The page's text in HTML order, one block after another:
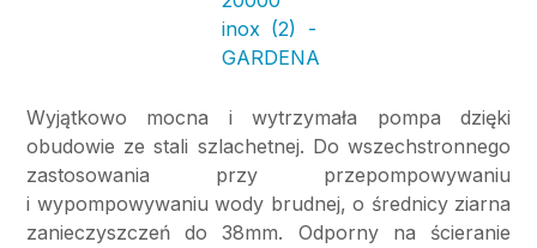
Wyjątkowo mocna i wytrzymała pompa dzięki
obudowie ze stali szlachetnej. Do wszechstronnego
zastosowania przy przepompowywaniu
i wypompowywaniu wody brudnej, o średnicy ziarna
zanieczyszczeń do 38mm. Odporny na ścieranie